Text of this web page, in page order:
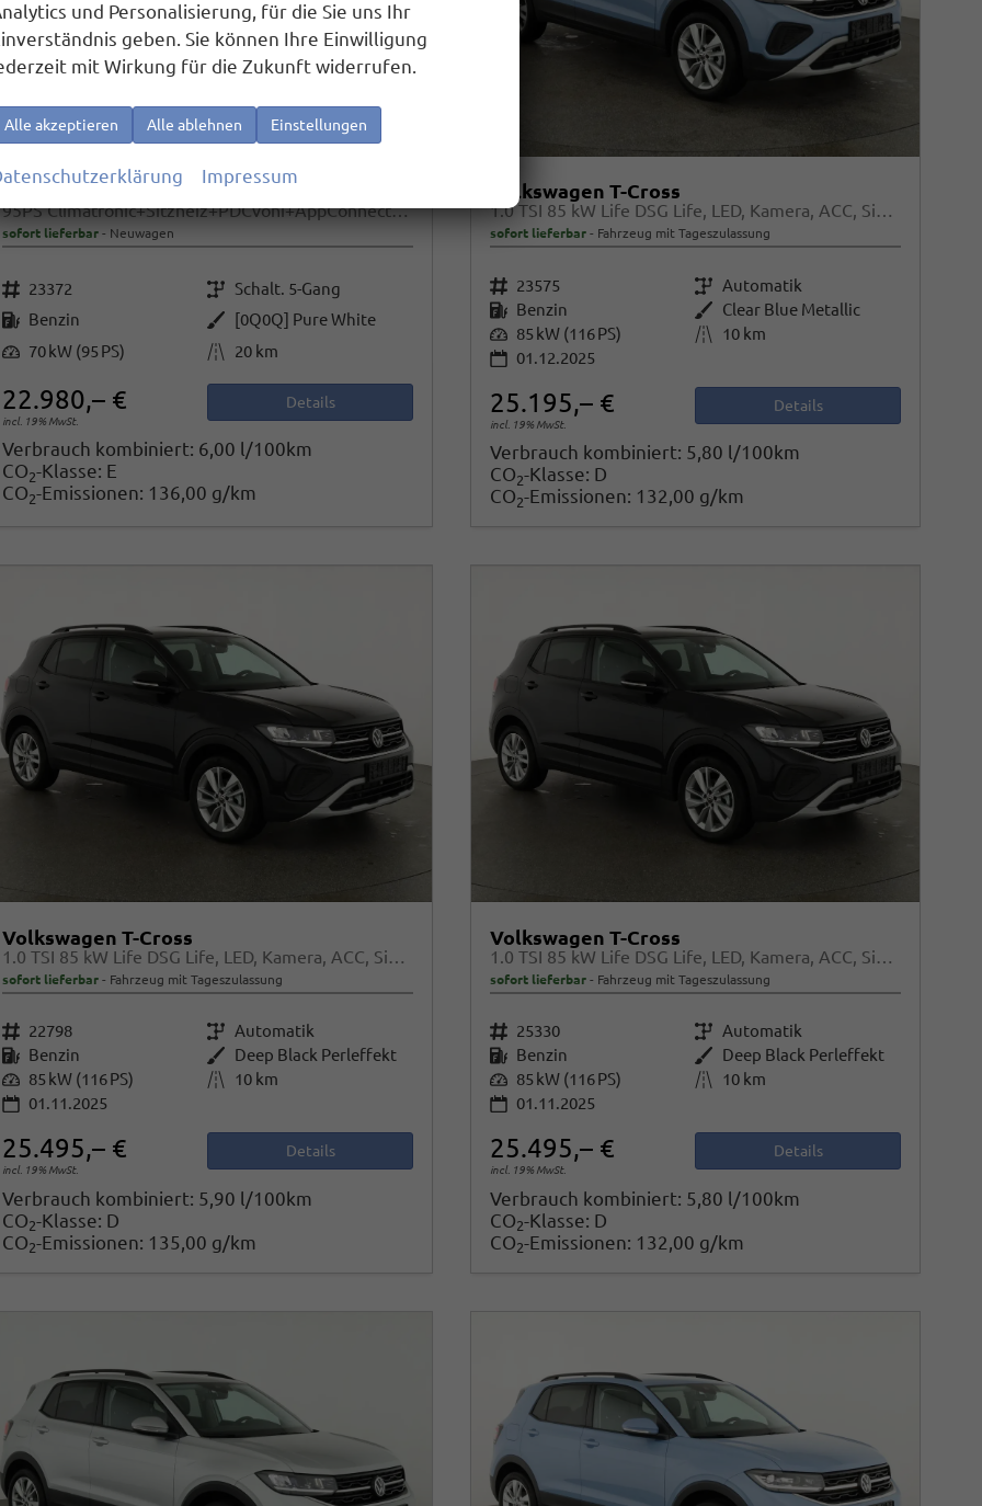
Volkswagen T-Cross
95PS Climatronic+Sitzheiz+PDCvohi+AppConnect+Side+TravelAssist+ACC
sofort lieferbar Neuwagen
Fahrzeugnr. 23372 Getriebe Schalt. 5-Gang
Kraftstoff Benzin Außenfarbe
[0Q0Q] Pure White
Leistung 70 kW (95 PS) Kilometerstand 20 km
22.980,– €
incl. 19% MwSt.
Details
Verbrauch kombiniert: 6,00 l/100km
CO2-Klasse: E
CO2-Emissionen: 136,00 g/km
Volkswagen T-Cross
1.0 TSI 85 kW Life DSG Life, LED, Kamera, ACC, Side, Winter, 17-Zoll, 3-J. Garantie
sofort lieferbar Fahrzeug mit Tageszulassung
Fahrzeugnr. 23575 GetriebeAutomatik
Kraftstoff Benzin Außenfarbe Clear Blue Metallic
Leistung 85 kW (116 PS) Kilometerstand 10 km
01.12.2025
25.195,– €
incl. 19% MwSt.
Details
Verbrauch kombiniert: 5,80 l/100km
CO2-Klasse: D
CO2-Emissionen: 132,00 g/km
Volkswagen T-Cross
1.0 TSI 85 kW Life DSG Life, LED, Kamera, ACC, Side, Winter, 17-Zoll, 3-J. Garantie
sofort lieferbar Fahrzeug mit Tageszulassung
Fahrzeugnr. 22798 GetriebeAutomatik
Kraftstoff Benzin Außenfarbe Deep Black Perleffekt
Leistung 85 kW (116 PS) Kilometerstand
10 km
01.11.2025
25.495,– €
incl. 19% MwSt.
Details
Verbrauch kombiniert: 5,90 l/100km
CO2-Klasse: D
CO2-Emissionen: 135,00 g/km
Volkswagen T-Cross
1.0 TSI 85 kW Life DSG Life, LED, Kamera, ACC, Side, Winter, 17-Zoll, 3-J. Garantie
sofort lieferbar Fahrzeug mit Tageszulassung
Fahrzeugnr. 25330 GetriebeAutomatik
Kraftstoff Benzin Außenfarbe Deep Black Perleffekt
Leistung 85 kW (116 PS) Kilometerstand 10 km
01.11.2025
25.495,– €
incl. 19% MwSt.
Details
Verbrauch kombiniert: 5,80 l/100km
CO2-Klasse: D
CO2-Emissionen: 132,00 g/km
und Personalisierung, für die Sie uns Ihr
geben. Sie können Ihre Einwilligung
mit Wirkung für die Zukunft widerrufen.
Alle akzeptieren Alle ablehnen Einstellungen
Impressum